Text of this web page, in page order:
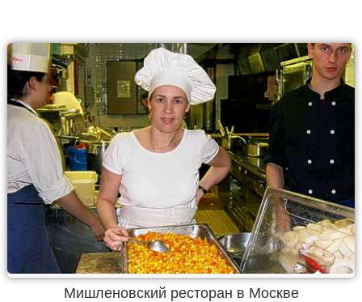
Мишленовский ресторан в Москве